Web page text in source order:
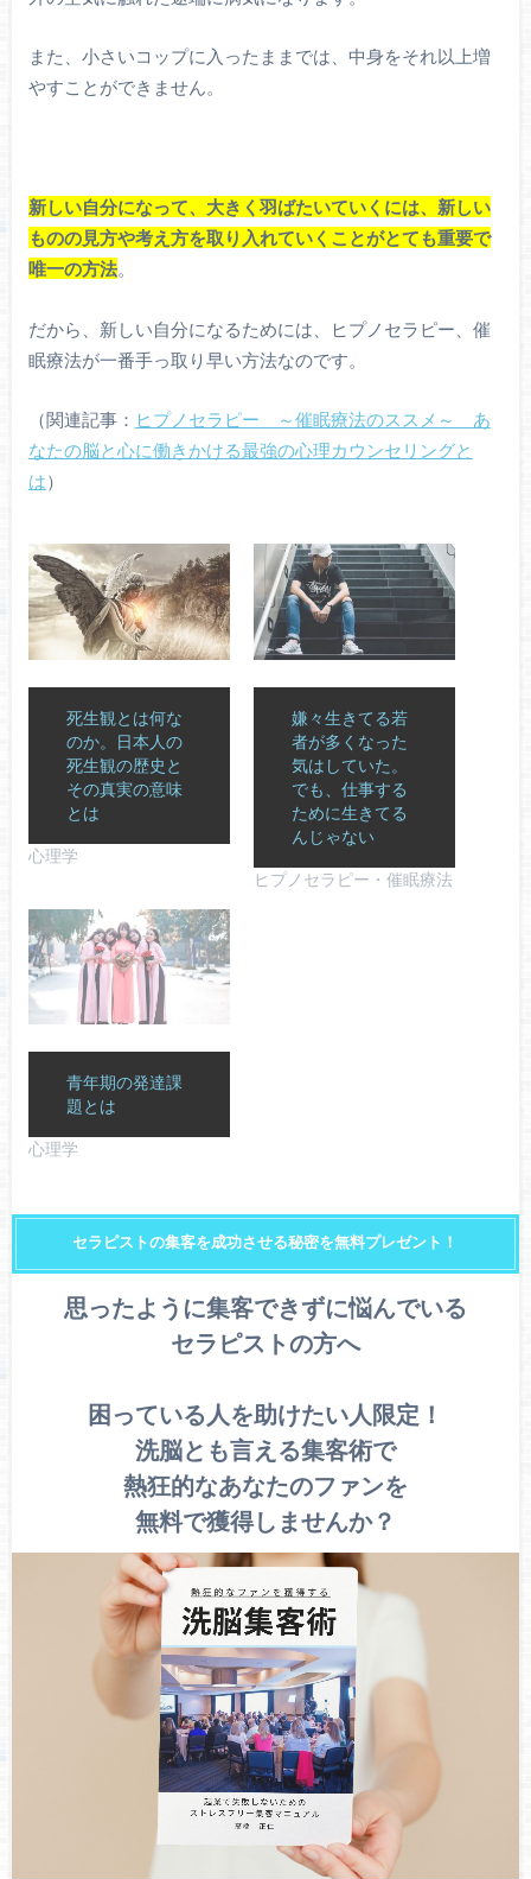
また、小さいコップに入ったままでは、中身をそれ以上増
やすことができません。
新しい自分になって、大きく羽ばたいていくには、新しい
ものの見方や考え方を取り入れていくことがとても重要で
唯一の方法。
だから、新しい自分になるためには、ヒプノセラピー、催
眠療法が一番手っ取り早い方法なのです。
（関連記事： ヒプノセラピー ～催眠療法のススメ～ あ
なたの脳と心に働きかける最強の心理カウンセリングと
は）
死生観とは何な
のか。日本人の
死生観の歴史と
その真実の意味
とは
心理学
嫌々生きてる若
者が多くなった
気はしていた。
でも、仕事する
ために生きてる
んじゃない
ヒプノセラピー・催眠療法
青年期の発達課
題とは
心理学
セラピストの集客を成功させる秘密を無料プレゼント！
思ったように集客できずに悩んでいる
セラピストの方へ
困っている人を助けたい人限定！
洗脳とも言える集客術で
熱狂的なあなたのファンを
無料で獲得しませんか？